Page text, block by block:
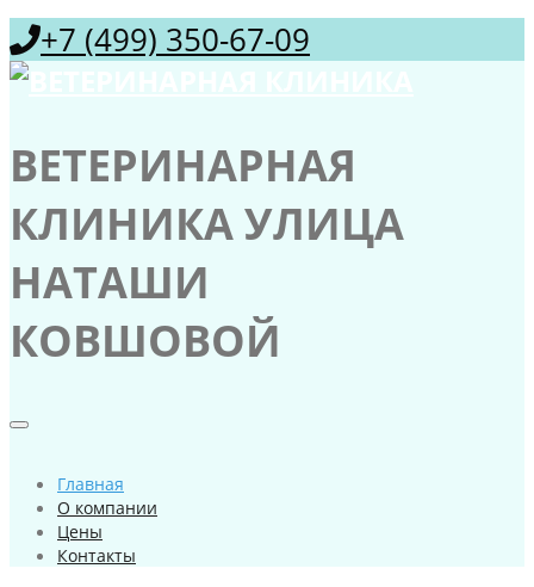
+7 (499) 350-67-09
ВЕТЕРИНАРНАЯ
КЛИНИКА УЛИЦА
НАТАШИ
КОВШОВОЙ
Главная
О компании
Цены
Контакты